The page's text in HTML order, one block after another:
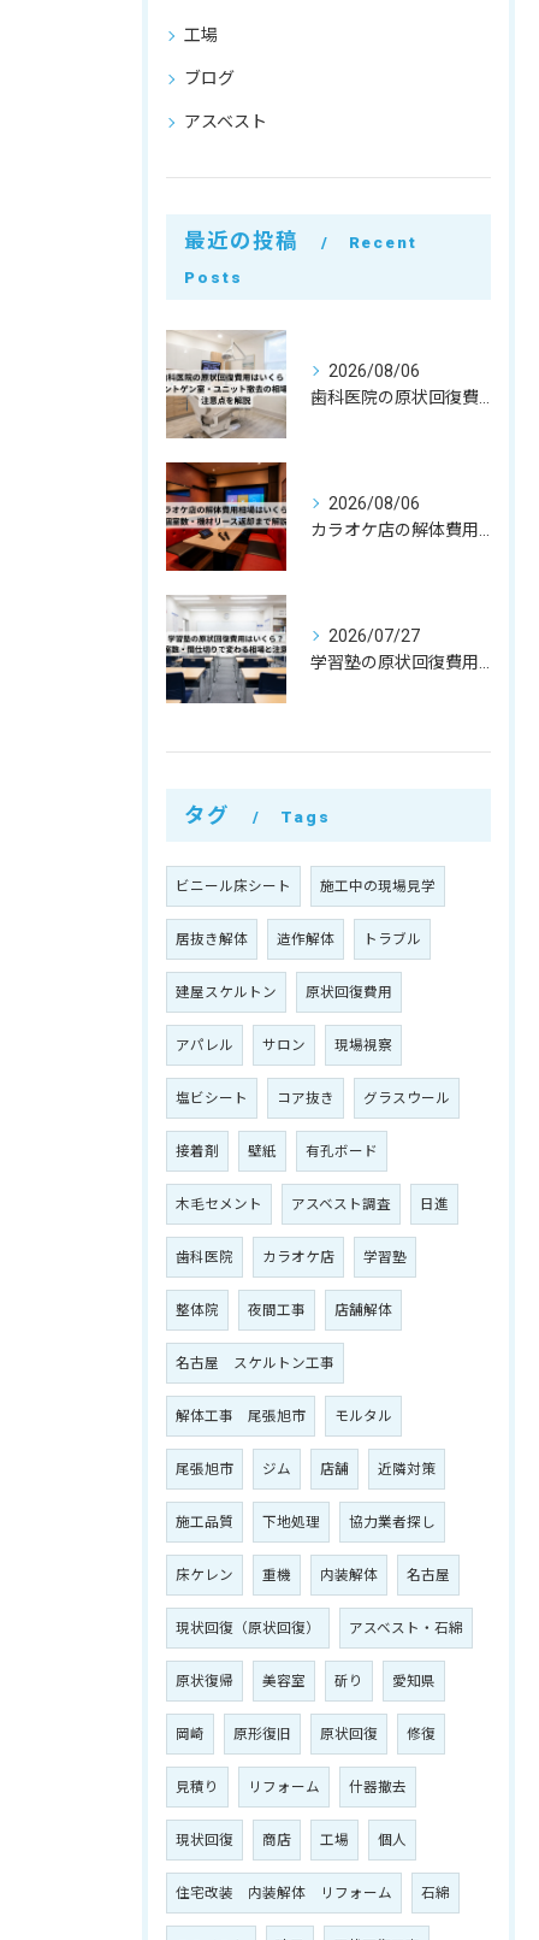
工場
ブログ
アスベスト
最近の投稿
Recent
Posts
2026/08/06
歯科医院の原状回復費用はいくら？レントゲン室・ユニット撤去の相場と注意点を解説
2026/08/06
カラオケ店の解体費用相場はいくら？個室数・機材リース返却まで解説
2026/07/27
学習塾の原状回復費用はいくら？教室数・間仕切りで変わる相場と注意点
タグ Tags
ビニール床シート 施工中の現場見学
居抜き解体 造作解体 トラブル
建屋スケルトン 原状回復費用
アパレル サロン 現場視察
塩ビシート コア抜き グラスウール
接着剤 壁紙 有孔ボード
木毛セメント アスベスト調査 日進
歯科医院 カラオケ店 学習塾
整体院 夜間工事 店舗解体
名古屋 スケルトン工事
解体工事 尾張旭市 モルタル
尾張旭市 ジム 店舗 近隣対策
施工品質 下地処理 協力業者探し
床ケレン 重機 内装解体 名古屋
現状回復（原状回復） アスベスト・石綿
原状復帰 美容室 斫り 愛知県
岡崎 原形復旧 原状回復 修復
見積り リフォーム 什器撤去
現状回復 商店 工場 個人
住宅改装 内装解体 リフォーム 石綿